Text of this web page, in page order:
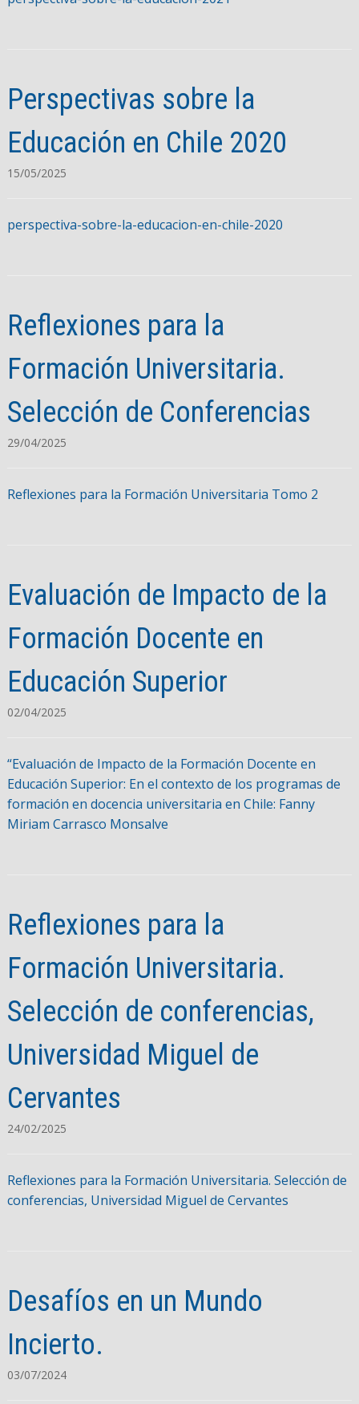
Perspectivas sobre la
Educación en Chile 2020
15/05/2025
perspectiva-sobre-la-educacion-en-chile-2020
Reflexiones para la
Formación Universitaria.
Selección de Conferencias
29/04/2025
Reflexiones para la Formación Universitaria Tomo 2
Evaluación de Impacto de la
Formación Docente en
Educación Superior
02/04/2025
“Evaluación de Impacto de la Formación Docente en
Educación Superior: En el contexto de los programas de
formación en docencia universitaria en Chile: Fanny
Miriam Carrasco Monsalve
Reflexiones para la
Formación Universitaria.
Selección de conferencias,
Universidad Miguel de
Cervantes
24/02/2025
Reflexiones para la Formación Universitaria. Selección de
conferencias, Universidad Miguel de Cervantes
Desafíos en un Mundo
Incierto.
03/07/2024